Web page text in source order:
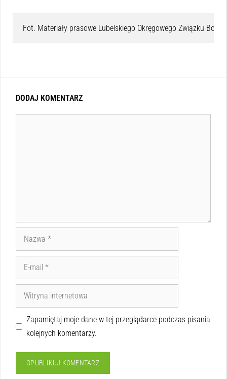
Fot. Materiały prasowe Lubelskiego Okręgowego Związku
DODAJ KOMENTARZ
Zapamiętaj moje dane w tej przeglądarce podczas pisania
kolejnych komentarzy.